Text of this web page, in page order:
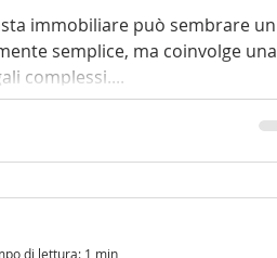
immobiliare può sembrare un
semplice, ma coinvolge una
complessi....
di lettura: 1 min